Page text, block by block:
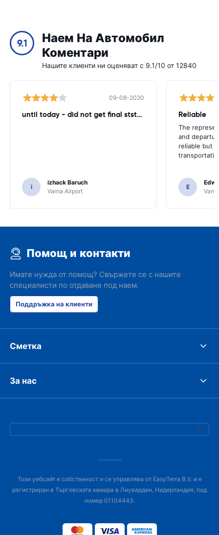
9.1
Наем На Автомобил
Коментари
Нашите клиенти ни оценяват с 9.1/10 от 12840
09-08-2020
until today - did not get final ststemant of the rent !!
i
izhack Baruch
Varna Airport
Reliable
The
and
reliable but
E
Помощ и контакти
Имате нужда от помощ? Свържете се с нашите
специалисти по отдаване под наем.
Поддръжка на клиенти
Сметка
За нас
Този уебсайт е собственост и се управлява от EasyTerra B.V. и е
регистриран в Търговската камара в Лиуварден, Нидерландия, под
номер 01104443.